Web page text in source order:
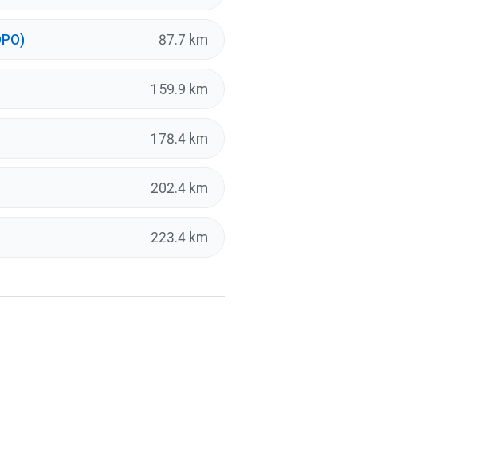
87.7 km
159.9 km
178.4 km
202.4 km
223.4 km